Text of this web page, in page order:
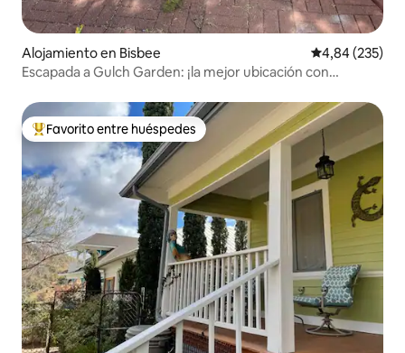
Alojamiento en Bisbee Calificación
4,84 (235)
Escapada a Gulch Garden: ¡la mejor ubicación con
Favorito entre los huéspedes más destacados
Favorito entre huéspedes